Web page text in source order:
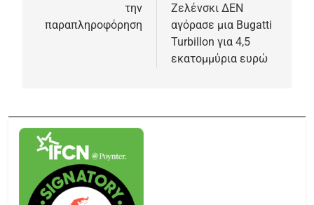
την
παραπληροφόρηση
Ζελένσκι ΔΕΝ
αγόρασε μια Bugatti
Turbillon για 4,5
εκατομμύρια ευρώ